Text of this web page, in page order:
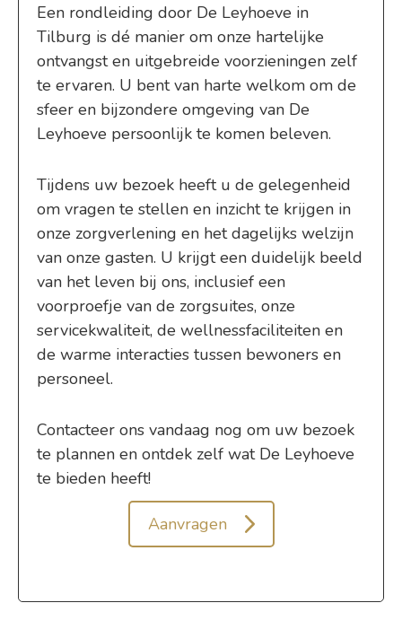
Een rondleiding door De Leyhoeve in
Tilburg is dé manier om onze hartelijke
ontvangst en uitgebreide voorzieningen zelf
te ervaren. U bent van harte welkom om de
sfeer en bijzondere omgeving van De
Leyhoeve persoonlijk te komen beleven.
Tijdens uw bezoek heeft u de gelegenheid
om vragen te stellen en inzicht te krijgen in
onze zorgverlening en het dagelijks welzijn
van onze gasten. U krijgt een duidelijk beeld
van het leven bij ons, inclusief een
voorproefje van de zorgsuites, onze
servicekwaliteit, de wellnessfaciliteiten en
de warme interacties tussen bewoners en
personeel.
Contacteer ons vandaag nog om uw bezoek
te plannen en ontdek zelf wat De Leyhoeve
te bieden heeft!
Aanvragen